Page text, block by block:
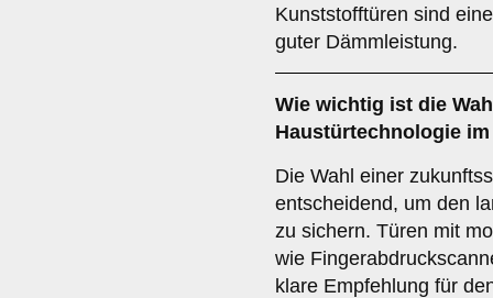
Kunststofftüren sind
guter Dämmleistung.
Wie wichtig ist die
Haustürtechnologie
Die Wahl einer
entscheidend, um den
zu sichern. Türen mit
wie
klare Empfehlung für